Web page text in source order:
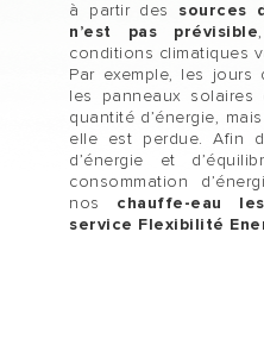
à partir des sources
n’est pas prévisible
conditions climatiques
Par exemple, les jours
les panneaux solaires
quantité d’énergie,
elle est perdue. Afin
d’énergie et
consommation
nos chauffe-eau
service Flexibilité